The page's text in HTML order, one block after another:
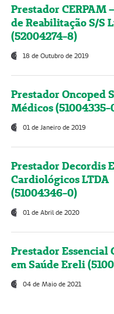
Prestador CERPAM
de Reabilitação S/S
(52004274-8)
18 de Outubro de 2019
Prestador Oncoped
Médicos (51004335-
01 de Janeiro de 2019
Prestador Decordis
Cardiológicos LTDA
(51004346-0)
01 de Abril de 2020
Prestador Essencial
em Saúde Ereli
04 de Maio de 2021